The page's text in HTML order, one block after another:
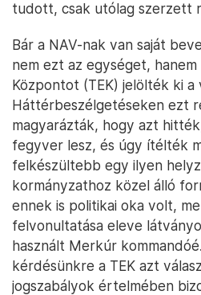
tudott, csak utólag szerzett
Bár a NAV-nak van saját
nem ezt az egységet,
Központot (TEK) jelölték ki a
Háttérbeszélgetéseken ezt
magyarázták, hogy azt
fegyver lesz, és úgy ítélték
felkészültebb egy ilyen
kormányzathoz közel álló
ennek is politikai oka volt,
felvonultatása eleve
használt Merkúr
kérdésünkre a TEK azt
jogszabályok értelmében